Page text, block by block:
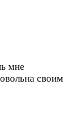
мне
своим